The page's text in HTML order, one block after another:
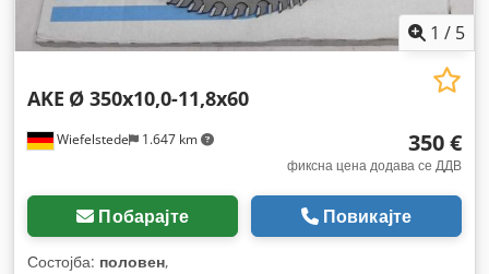
1 / 5
Wiefelstede 1.647 km
AKE Ø 350x10,0-11,8x60
350 €
фиксна цена додава се ДДВ
Побарајте Повикајте
Состојба: половен,